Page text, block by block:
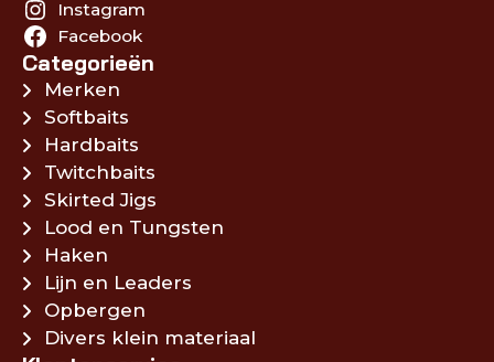
Instagram
Facebook
Categorieën
Merken
Softbaits
Hardbaits
Twitchbaits
Skirted Jigs
Lood en Tungsten
Haken
Lijn en Leaders
Opbergen
Divers klein materiaal